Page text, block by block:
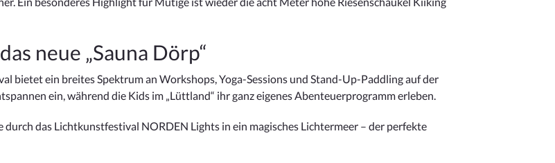
neue „Sauna Dörp“
bietet ein breites Spektrum an Workshops, Yoga-Sessions und Stand-Up-Paddling auf der
ein, während die Kids im „Lüttland“ ihr ganz eigenes Abenteuerprogramm erleben.
das Lichtkunstfestival NORDEN Lights in ein magisches Lichtermeer – der perfekte